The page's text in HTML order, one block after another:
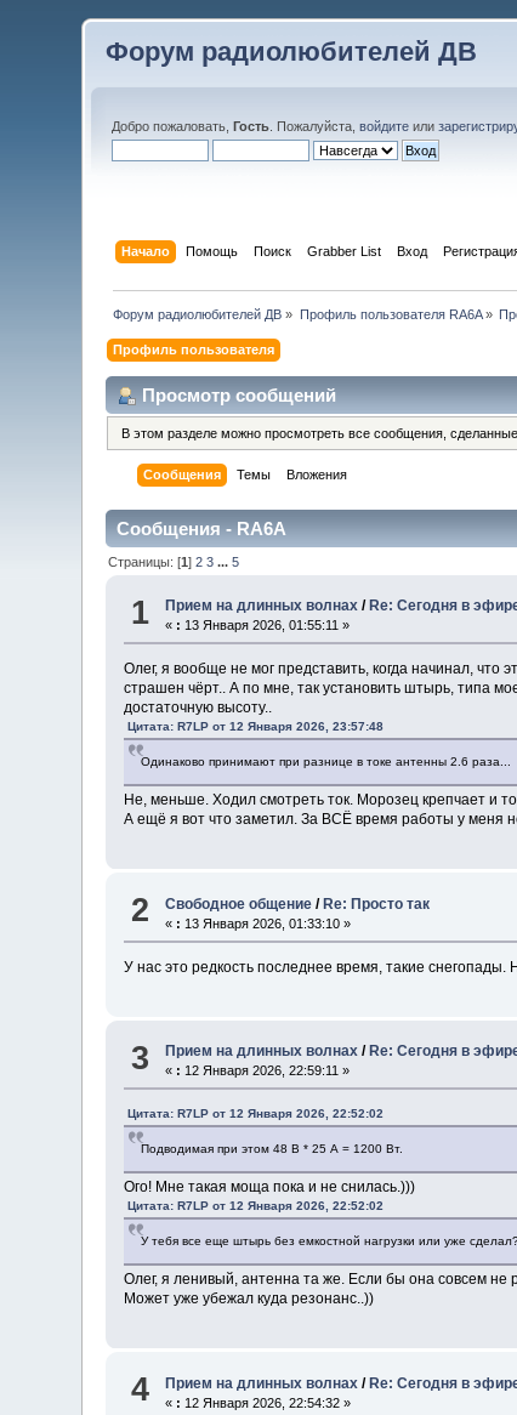
Форум радиолюбителей ДВ
Добро пожаловать,Гость . Пожалуйста,войдите или
Начало Помощь Поиск Grabber List Вход
Форум радиолюбителей ДВ » Профиль пользователя RA6A»
Профиль пользователя
Просмотр сообщений
В этом разделе можно просмотреть все сообщения,
Сообщения Темы Вложения
Сообщения - RA6A
Страницы: [1]2 3 ...5
1 Прием на длинных волнах / Re: Сегодня в
« : 13 Января 2026, 01:55:11 »
Олег, я вообще не мог представить, когда начинал, что
страшен чёрт.. А по мне, так установить штырь, типа
достаточную высоту..
Цитата: R7LP от 12 Января 2026, 23:57:48
Одинаково принимают при разнице в токе антенны 2.6 раза...
Не, меньше. Ходил смотреть ток. Морозец крепчает и
А ещё я вот что заметил. За ВСЁ время работы у меня
2 Свободное общение /Re: Просто так
« : 13 Января 2026, 01:33:10 »
У нас это редкость последнее время, такие
3 Прием на длинных волнах / Re: Сегодня в
« : 12 Января 2026, 22:59:11 »
Цитата: R7LP от 12 Января 2026, 22:52:02
Подводимая при этом 48 В * 25 А = 1200 Вт.
Ого! Мне такая моща пока и не снилась.)))
Цитата: R7LP от 12 Января 2026, 22:52:02
У тебя все еще штырь без емкостной нагрузки или уже
Олег, я ленивый, антенна та же. Если бы она совсем не
Может уже убежал куда резонанс..))
4 Прием на длинных волнах /Re: Сегодня в
« : 12 Января 2026, 22:54:32 »